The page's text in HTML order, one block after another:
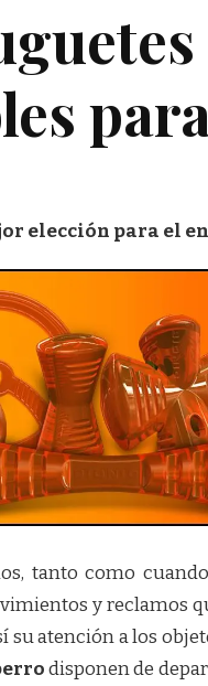
elección para el
tanto como
y reclamos
su atención a los
disponen de